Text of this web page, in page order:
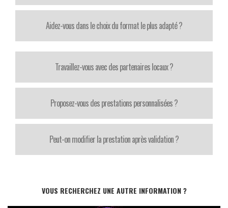
Aidez-vous dans le choix du format le plus adapté ?
Travaillez-vous avec des partenaires locaux ?
Proposez-vous des prestations personnalisées ?
Peut-on modifier la prestation après validation ?
VOUS RECHERCHEZ UNE AUTRE INFORMATION ?